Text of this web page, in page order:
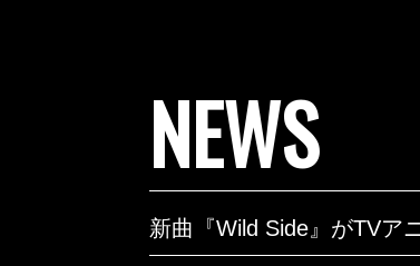
NEWS
新曲『Wild Side』がTVア